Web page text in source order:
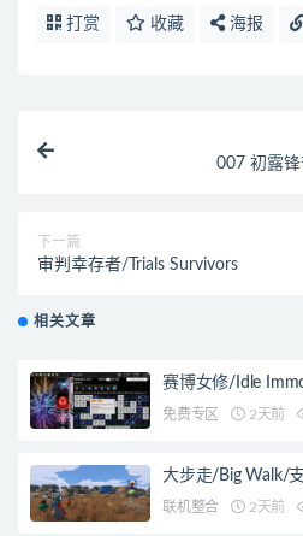
打赏 收藏 海报
007 初露
下一篇
审判幸存者/Trials Survivors
相关文章
赛博女修/Idle
免费专区 2天前
大步走/Big Walk/
联机整合 2天前